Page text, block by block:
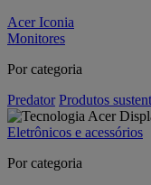
Acer Iconia
Monitores
Por categoria
Predator Produtos
Eletrônicos e acessórios
Por categoria